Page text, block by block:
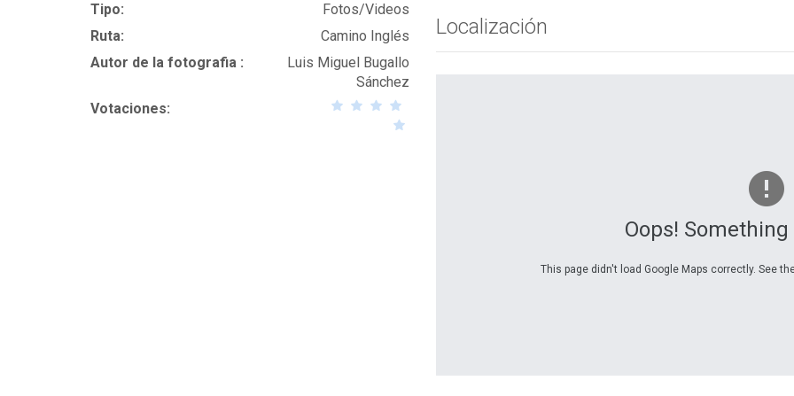
Tipo:
Fotos/Videos
Ruta:
Camino Inglés
Autor de la fotografia :
Luis Miguel Bugallo
Sánchez
Votaciones:
Localización
Oops!
This page didn't load Google Maps correctly. See